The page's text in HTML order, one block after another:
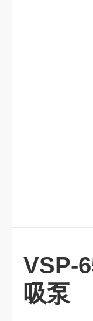
VSP-
吸泵